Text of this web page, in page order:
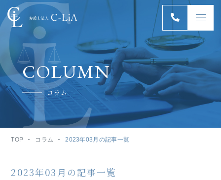
COLUMN
コラム
TOP コラム 2023年03月の記事一覧
2023年03月の記事一覧